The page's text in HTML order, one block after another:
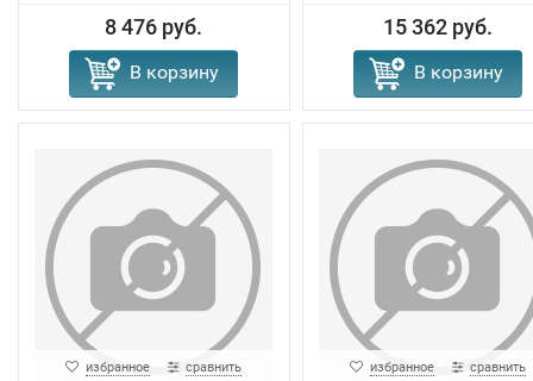
8 476 руб.
В корзину
15 362 руб.
В корзину
избранное сравнить избранное сравнить